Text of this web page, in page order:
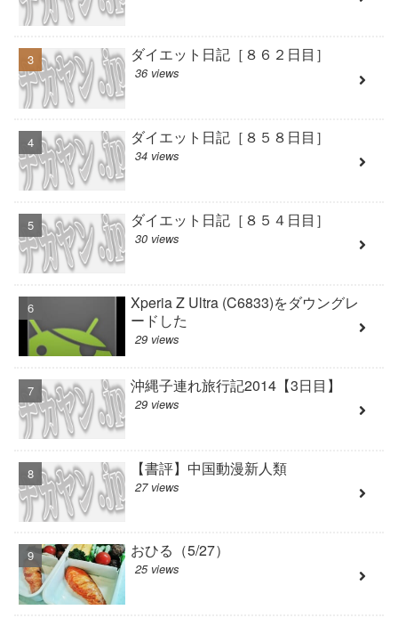
ダイエット日記［８６２日目］
36 views
ダイエット日記［８５８日目］
34 views
ダイエット日記［８５４日目］
30 views
Xperia Z Ultra (C6833)をダウングレ
ードした
29 views
沖縄子連れ旅行記2014【3日目】
29 views
【書評】中国動漫新人類
27 views
おひる（5/27）
25 views